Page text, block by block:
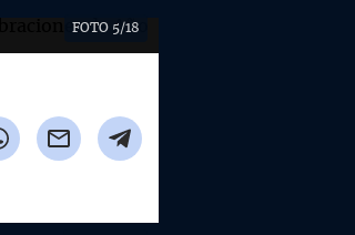
FOTO 5/18